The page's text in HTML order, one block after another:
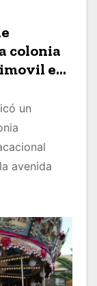
colonia
en
un
avenida